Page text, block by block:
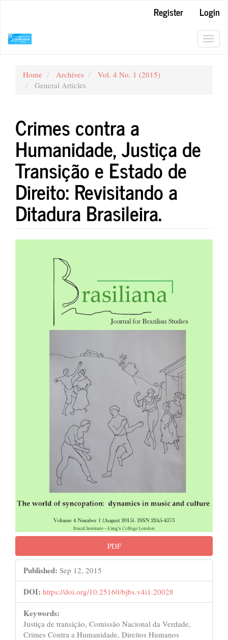
Content
Sidebar
Register
Login
Home Archives
Vol. 4 No. 1 (2015)
General Articles
Crimes contra a
Humanidade, Justiça de
Transição e Estado de
Direito: Revisitando a
Ditadura Brasileira.
Article
Sidebar
PDF
Published: Sep 12, 2015
DOI: https://doi.org/10.25160/bjbs.v4i1.20028
Keywords:
Justiça de transição, Comissão Nacional da Verdade,
Crimes Contra a Humanidade, Direitos Humanos